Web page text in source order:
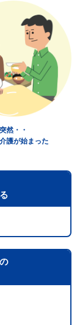
突然・・
護が始まった